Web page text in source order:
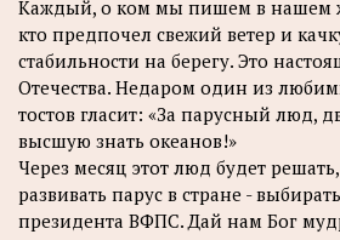
Каждый, о ком мы пишем в нашем
кто предпочел свежий ветер и
стабильности на берегу. Это
Отечества. Недаром один из
тостов гласит: «За парусный люд,
высшую знать океанов!»
Через месяц этот люд будет
развивать парус в стране -
президента ВФПС. Дай нам Бог